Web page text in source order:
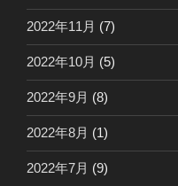
2022年11月 (7)
2022年10月 (5)
2022年9月 (8)
2022年8月 (1)
2022年7月 (9)